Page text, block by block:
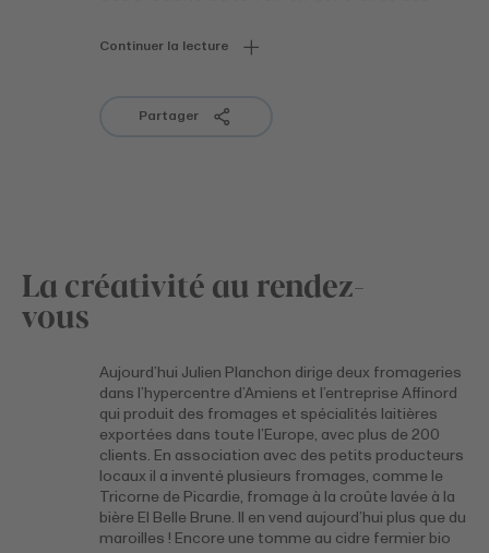
doté d’une âme de découvreur, Julien
agricoles, il ouvre sa première fromagerie à
Continuer la lecture
Partager
La créativité au rendez-
vous
Aujourd’hui Julien Planchon dirige deux fromageries
dans l’hypercentre d’Amiens et l’entreprise Affinord
qui produit des fromages et spécialités laitières
exportées dans toute l’Europe, avec plus de 200
clients. En association avec des petits producteurs
locaux il a inventé plusieurs fromages, comme le
Tricorne de Picardie, fromage à la croûte lavée à la
bière El Belle Brune. Il en vend aujourd’hui plus que du
maroilles ! Encore une tomme au cidre fermier bio